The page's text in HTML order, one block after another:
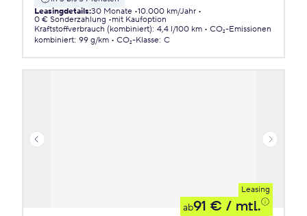
Leasingdetails:30 Monate 10.000 km/Jahr
0 € Sonderzahlung
mit Kaufoption
Kraftstoffverbrauch (kombiniert): 4,4 l/100 km
CO₂-Emissionen
kombiniert: 99 g/km CO₂-Klasse: C
Leasing
ab91 € / mtl.